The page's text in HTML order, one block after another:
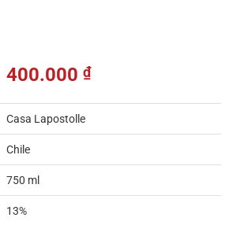
400.000₫
Casa Lapostolle
Chile
750 ml
13%